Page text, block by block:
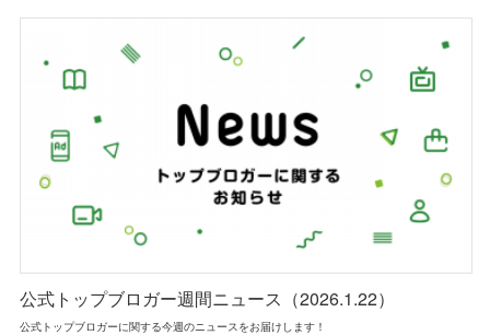
公式トップブロガー週間ニュース（2026.1.22）
公式トップブロガーに関する今週のニュースをお届けします！